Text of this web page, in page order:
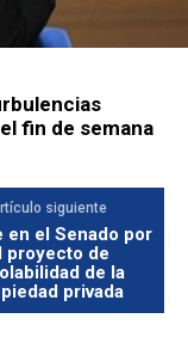
fin de semana
siguiente
en el Senado por
proyecto de
de la
privada